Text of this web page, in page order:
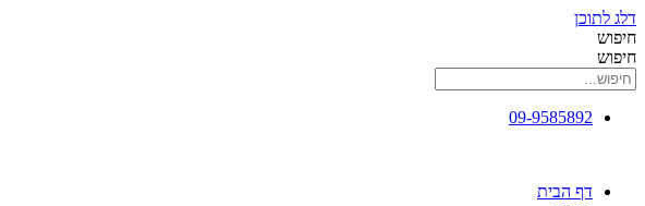
דלג לתוכן
חיפוש
חיפוש
09-9585892
דף הבית